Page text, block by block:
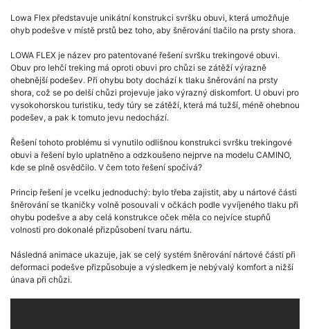
Lowa Flex představuje unikátní konstrukci svršku obuvi, která umožňuje
ohyb podešve v místě prstů bez toho, aby šněrování tlačilo na prsty shora.
LOWA FLEX je název pro patentované řešení svršku trekingové obuvi.
Obuv pro lehčí treking má oproti obuvi pro chůzi se zátěží výrazně
ohebnější podešev. Při ohybu boty dochází k tlaku šněrování na prsty
shora, což se po delší chůzi projevuje jako výrazný diskomfort. U obuvi pro
vysokohorskou turistiku, tedy túry se zátěží, která má tužší, méně ohebnou
podešev, a pak k tomuto jevu nedochází.
Řešení tohoto problému si vynutilo odlišnou konstrukci svršku trekingové
obuvi a řešení bylo uplatněno a odzkoušeno nejprve na modelu CAMINO,
kde se plně osvědčilo. V čem toto řešení spočívá?
Princip řešení je vcelku jednoduchý: bylo třeba zajistit, aby u nártové části
šněrování se tkaničky volně posouvali v očkách podle vyvíjeného tlaku při
ohybu podešve a aby celá konstrukce oček měla co nejvíce stupňů
volnosti pro dokonalé přizpůsobení tvaru nártu.
Následná animace ukazuje, jak se celý systém šněrování nártové části při
deformaci podešve přizpůsobuje a výsledkem je nebývalý komfort a nižší
únava při chůzi.